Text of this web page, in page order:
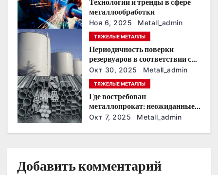
п
о
з
а
п
и
с
м
Технологии и тренды в сфере
металлообработки
Ноя 6, 2025 Metall_admin
ТЯЖЕЛЫЕ МЕТАЛЛЫ
Периодичность поверки
резервуаров в соответствии с
новыми нормативами
Окт 30, 2025 Metall_admin
ТЯЖЕЛЫЕ МЕТАЛЛЫ
Где востребован
металлопрокат: неожиданные
сферы применения
Окт 7, 2025 Metall_admin
Добавить комментарий